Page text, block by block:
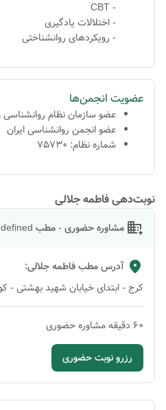
- CBT
- اختلالات یادگیری
- رویکردهای روانشناختی
عضویت انجمن‌ها
عضو سازمان نظام روانشناسی
عضو انجمن روانشناسی ایران
شماره نظام: 75730
نوبت‌دهی فاطمه جلالی
مشاوره حضوری - مطب undefined
آدرس مطبفاطمه جلالی:
کرج - ابتدای خیابان شهید بهشتی - کوچه
60 دقیقهمشاوره حضوری
رزرو نوبت حضوری